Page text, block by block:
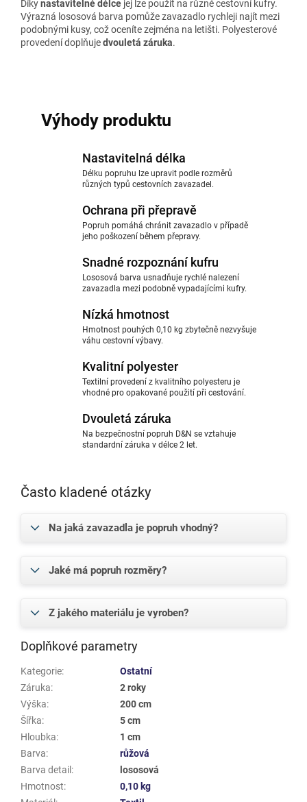
Díkynastavitelné délce jej lze použít na různé cestovní kufry.
Výrazná lososová barva pomůže zavazadlo rychleji najít mezi
podobnými kusy, což oceníte zejména na letišti. Polyesterové
provedení doplňujedvouletá záruka.
Výhody produktu
Nastavitelná délka
Délku popruhu lze upravit podle rozměrů
různých typů cestovních zavazadel.
Ochrana při přepravě
Popruh pomáhá chránit zavazadlo v případě
jeho poškození během přepravy.
Snadné rozpoznání kufru
Lososová barva usnadňuje rychlé nalezení
zavazadla mezi podobně vypadajícími kufry.
Nízká hmotnost
Hmotnost pouhých 0,10 kg zbytečně nezvyšuje
váhu cestovní výbavy.
Kvalitní polyester
Textilní provedení z kvalitního polyesteru je
vhodné pro opakované použití při cestování.
Dvouletá záruka
Na bezpečnostní popruh D&N se vztahuje
standardní záruka v délce 2 let.
Často kladené otázky
Na jaká zavazadla je popruh vhodný?
Jaké má popruh rozměry?
Z jakého materiálu je vyroben?
Doplňkové parametry
Kategorie:
Ostatní
Záruka:
2 roky
Výška:
200 cm
Šířka:
5 cm
Hloubka:
1 cm
Barva:
růžová
Barva detail :
lososová
Hmotnost:
0,10 kg